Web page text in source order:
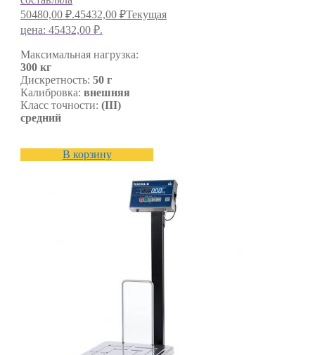
50480,00 ₽.45432,00 ₽Текущая
цена: 45432,00 ₽.
Максимальная нагрузка:
300 кг
Дискретность: 50 г
Калибровка: внешняя
Класс точности: (III)
средний
В корзину